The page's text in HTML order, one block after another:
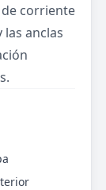
corriente
anclas